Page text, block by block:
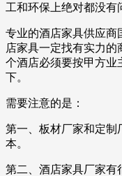
工和环保上绝对都没有
专业的酒店家具供应商
店家具一定找有实力
个酒店必须要按甲方业
下。
需要注意的是：
第一、板材厂家和定制
本。
第二、酒店家具厂家有